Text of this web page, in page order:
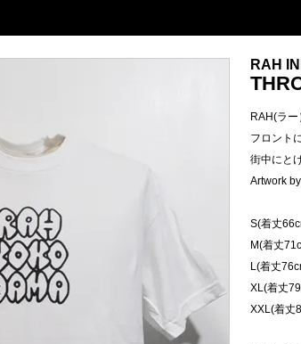
RAH
RAH(ラー
フロント
街中にと
Artwork
S(着丈
M(着丈
L(着丈
XL(着丈
XXL(着丈